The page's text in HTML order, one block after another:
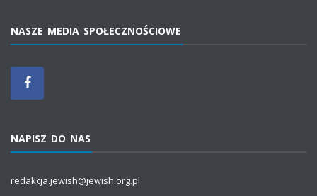
NASZE MEDIA SPOŁECZNOŚCIOWE
NAPISZ DO NAS
redakcja.jewish@jewish.org.pl